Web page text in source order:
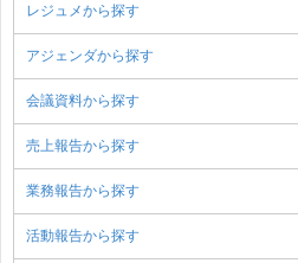
レジュメから探す
アジェンダから探す
会議資料から探す
売上報告から探す
業務報告から探す
活動報告から探す